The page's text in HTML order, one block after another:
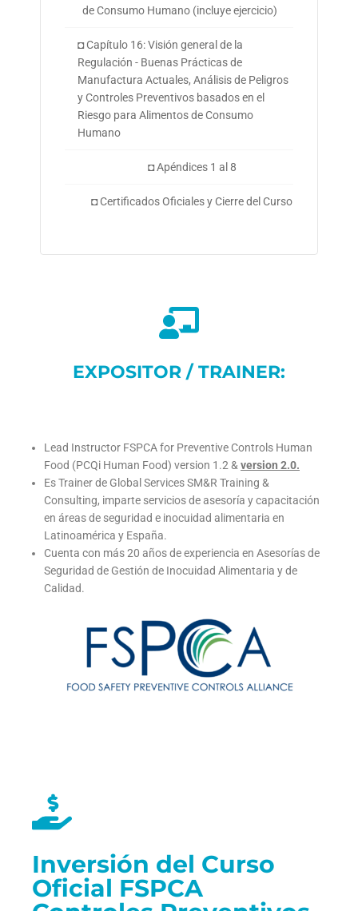
de Consumo Humano (incluye ejercicio)
◘ Capítulo 16: Visión general de la
Regulación - Buenas Prácticas de
Manufactura Actuales, Análisis de Peligros
y Controles Preventivos basados en el
Riesgo para Alimentos de Consumo
Humano
◘ Apéndices 1 al 8
◘ Certificados Oficiales y Cierre del Curso
EXPOSITOR / TRAINER:
Lead Instructor FSPCA for Preventive Controls Human
Food (PCQi Human Food) version 1.2 & version 2.0.
Es Trainer de Global Services SM&R Training &
Consulting, imparte servicios de asesoría y capacitación
en áreas de seguridad e inocuidad alimentaria en
Latinoamérica y España.
Cuenta con más 20 años de experiencia en Asesorías de
Seguridad de Gestión de Inocuidad Alimentaria y de
Calidad.
Inversión del Curso
Oficial FSPCA